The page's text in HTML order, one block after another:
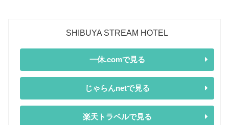
SHIBUYA STREAM HOTEL
一休.comで見る
じゃらんnetで見る
楽天トラベルで見る